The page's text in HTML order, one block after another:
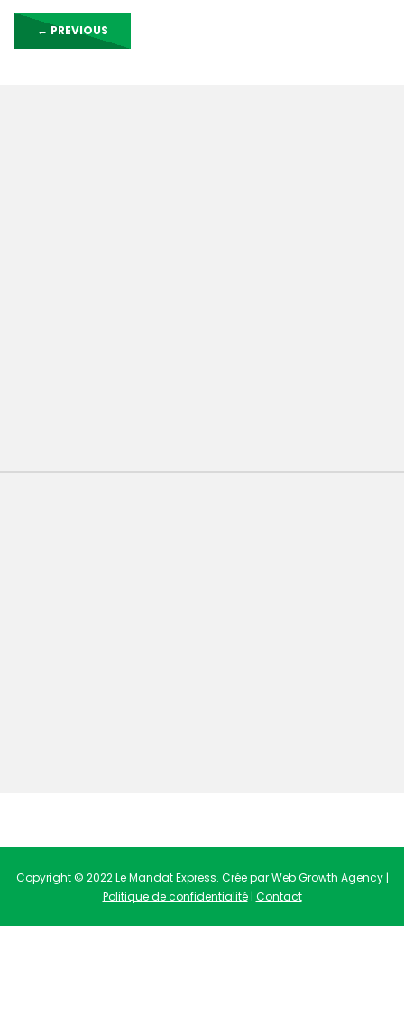
← PREVIOUS
Copyright © 2022 Le Mandat Express. Crée par Web Growth Agency |
Politique de confidentialité| Contact